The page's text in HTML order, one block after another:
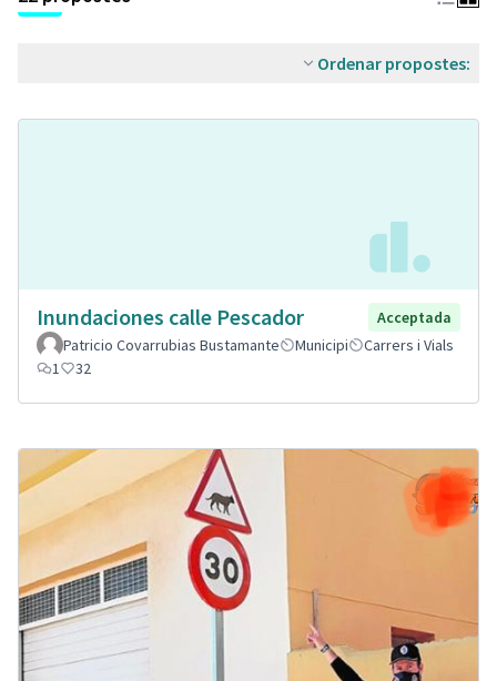
Ordenar propostes:
Inundaciones calle Pescador
Acceptada
Patricio Covarrubias Bustamante
Municipi
Carrers i Vials
1
32